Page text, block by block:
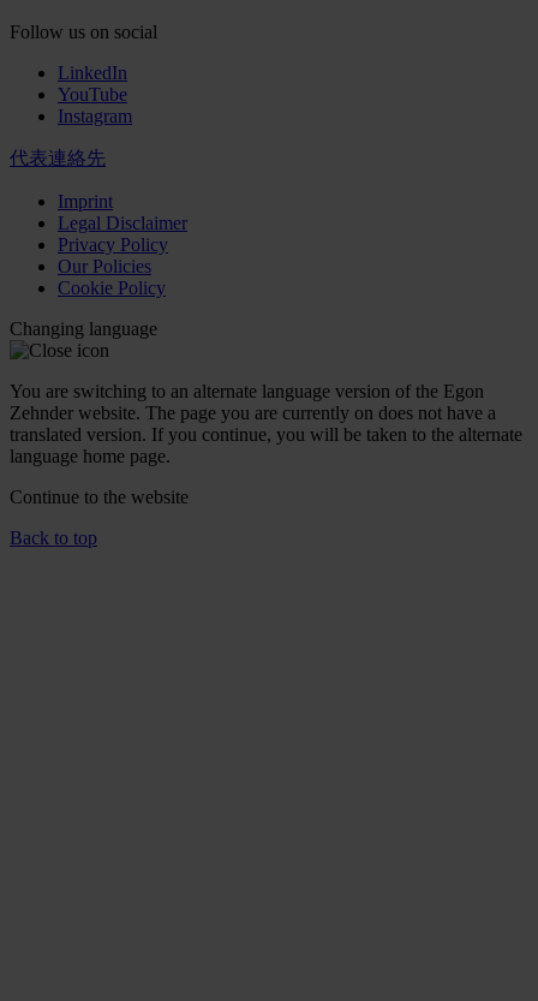
Follow us on social
LinkedIn
YouTube
Instagram
代表連絡先
Imprint
Legal Disclaimer
Privacy Policy
Our Policies
Cookie Policy
Changing language
You are switching to an alternate language version of the Egon
Zehnder website. The page you are currently on does not have a
translated version. If you continue, you will be taken to the alternate
language home page.
Continue to the website
Back to top